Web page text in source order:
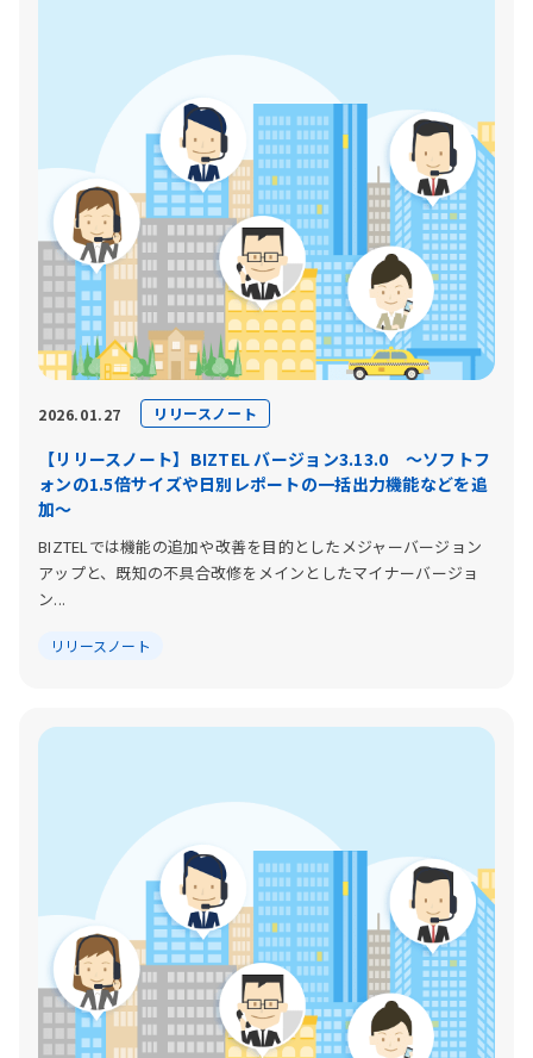
2026.01.27 リリースノート
【リリースノート】BIZTEL バージョン3.13.0 〜ソフトフ
ォンの1.5倍サイズや日別レポートの一括出力機能などを追
加〜
BIZTELでは機能の追加や改善を目的としたメジャーバージョン
アップと、既知の不具合改修をメインとしたマイナーバージョ
ン...
リリースノート